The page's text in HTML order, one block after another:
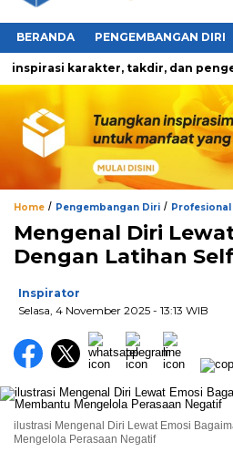
BERANDA PENGEMBANGAN DIRI
karakter, takdir, dan
Home / Pengembangan Diri / Profesional
Mengenal Diri
Dengan Latihan
Inspirator
Selasa, 4 November 2025 - 13:13 WIB
ilustrasi Mengenal Diri Lewat Emosi
Mengelola Perasaan Negatif